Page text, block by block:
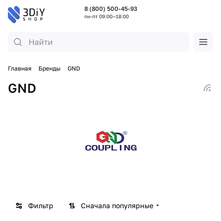
8 (800) 500-45-93
пн-пт 09:00—18:00
Главная Бренды GND
GND
Фильтр Сначала популярные